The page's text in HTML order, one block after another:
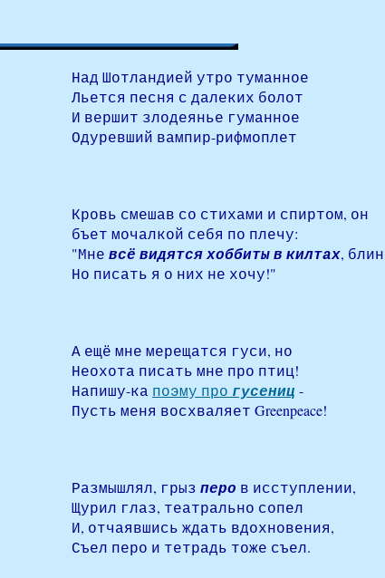
Над Шотландией утро туманное
Льется песня с далеких болот
И вершит злодеянье гуманное
Одуревший вампир-рифмоплет
Кровь смешав со стихами и спиртом, он
бъет мочалкой себя по плечу:
"Мне всё видятся хоббиты в килтах,
Но писать я о них не хочу!"
А ещё мне мерещатся гуси, но
Неохота писать мне про птиц!
Напишу-ка поэму про гусениц -
Пусть меня восхваляет Greenpeace!
Размышлял, грыз перо в исступлении,
Щурил глаз, театрально сопел
И, отчаявшись ждать вдохновения,
Съел перо и тетрадь тоже съел.